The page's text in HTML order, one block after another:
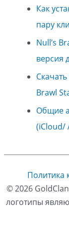
Как
пару
Null’s
версия
Brawl
Общие
(iCloud/
Политика
© 2026
логотипы